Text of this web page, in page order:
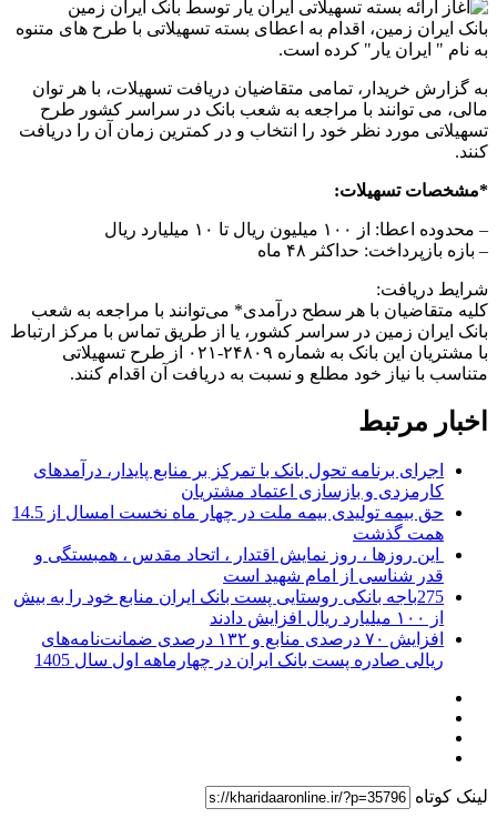
بانک ایران زمین، اقدام به اعطای بسته تسهیلاتی با طرح های متنوه
به نام " ایران یار" کرده است.
به گزارش خریدار، تمامی متقاضیان دریافت تسهیلات، با هر توان
مالی، می توانند با مراجعه به شعب بانک در سراسر کشور طرح
تسهیلاتی مورد نظر خود را انتخاب و در کمترین زمان آن را دریافت
کنند.
*مشخصات تسهیلات:
– محدوده اعطا: از ۱۰۰ میلیون ریال تا ۱۰ میلیارد ریال
– بازه بازپرداخت: حداکثر ۴۸ ماه
شرایط دریافت:
کلیه متقاضیان با هر سطح درآمدی* می‌توانند با مراجعه به شعب
بانک ایران زمین در سراسر کشور، یا از طریق تماس با مرکز ارتباط
با مشتریان این بانک به شماره ۲۴۸۰۹-۰۲۱ از طرح تسهیلاتی
متناسب با نیاز خود مطلع و نسبت به دریافت آن اقدام کنند.
اخبار مرتبط
اجرای برنامه تحول بانک با تمرکز بر منابع پایدار، درآمدهای
کارمزدی و بازسازی اعتماد مشتریان
حق بیمه تولیدی بیمه ملت در چهار ماه نخست امسال از 14.5
همت گذشت
این روزها ، روز نمایش اقتدار ، اتحاد مقدس ، همبستگی و
قدر شناسی از امام شهید است
275باجه بانکی روستایی پست بانک ایران منابع خود را به بیش
از ۱۰۰ میلیارد ریال افزایش دادند
افزایش ۷۰ درصدی منابع و ۱۳۲ درصدی ضمانت‌نامه‌های
ریالی صادره پست بانک ایران در چهارماهه اول سال 1405
لینک کوتاه